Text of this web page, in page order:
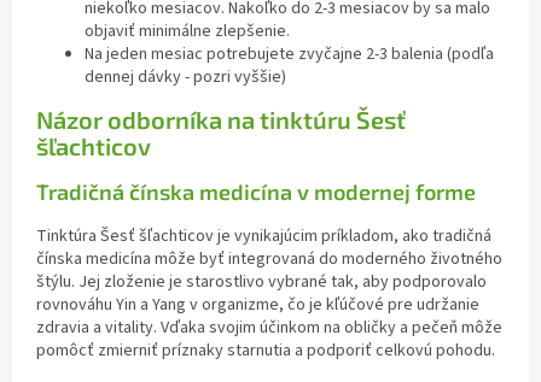
niekoľko mesiacov. Nakoľko do 2-3 mesiacov by sa malo
objaviť minimálne zlepšenie.
Na jeden mesiac potrebujete zvyčajne 2-3 balenia (podľa
dennej dávky - pozri vyššie)
Názor odborníka na tinktúru Šesť
šľachticov
Tradičná čínska medicína v modernej forme
Tinktúra Šesť šľachticov je vynikajúcim príkladom, ako tradičná
čínska medicína môže byť integrovaná do moderného životného
štýlu. Jej zloženie je starostlivo vybrané tak, aby podporovalo
rovnováhu Yin a Yang v organizme, čo je kľúčové pre udržanie
zdravia a vitality. Vďaka svojim účinkom na obličky a pečeň môže
pomôcť zmierniť príznaky starnutia a podporiť celkovú pohodu.